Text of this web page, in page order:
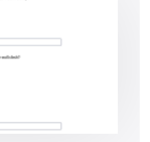
do you prefer to